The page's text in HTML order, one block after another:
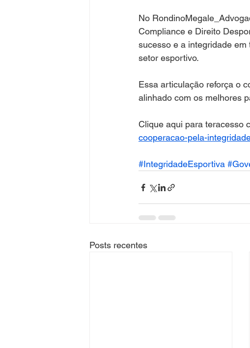
No
Compliance e Direito
sucesso e a integridade
setor esportivo.
Essa articulação reforça o
alinhado com os melhores
Clique aqui para teracesso
cooperacao-pela-
#IntegridadeEsportiva
Posts recentes